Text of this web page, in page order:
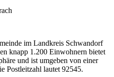
im Landkreis Schwandorf
knapp 1.200 Einwohnern bietet
und ist umgeben von einer
Postleitzahl lautet 92545.